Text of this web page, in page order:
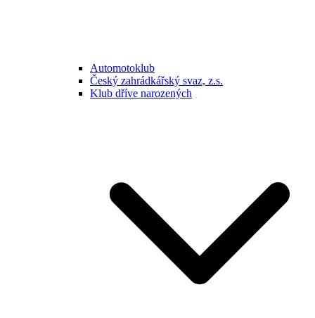
Automotoklub
Český zahrádkářský svaz, z.s.
Klub dříve narozených